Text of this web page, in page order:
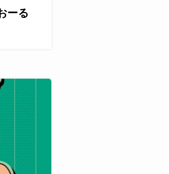
ーる